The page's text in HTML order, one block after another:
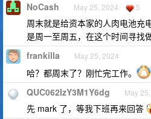
NoCash May 25, 2024 5
周末就是给资本家的人肉电池充
是周一至周五，在这个时间寻找
frankilla May 25, 2024
哈？都周末了？刚忙完工作。
QUC062IzY3M1Y6dg May
先 mark 了，等我下班再来回答